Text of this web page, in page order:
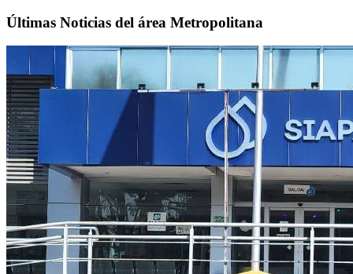
Últimas Noticias del área Metropolitana